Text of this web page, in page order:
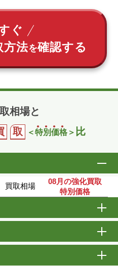
ぐ
方法を確認する
相場と
取 ＜特別価格 ＞ 比
買取相場
08月の強化買取
特別価格